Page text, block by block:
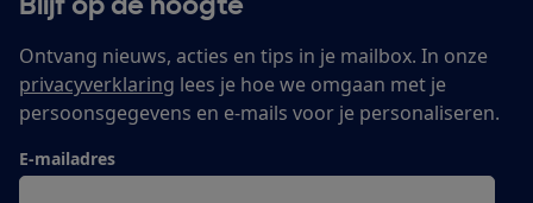
Ontvang nieuws, acties en tips in je mailbox. In onze
privacyverklaring lees je hoe we omgaan met je
persoonsgegevens en e-mails voor je personaliseren.
E-mailadres